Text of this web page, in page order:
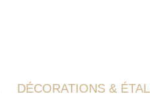
DÉCORATIONS &